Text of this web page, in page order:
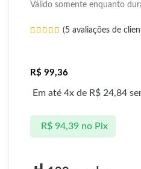
Válido somente enquanto
(5 avaliações de
R$ 99,36
Em até 4x de R$ 24,84
R$94,39 no Pix